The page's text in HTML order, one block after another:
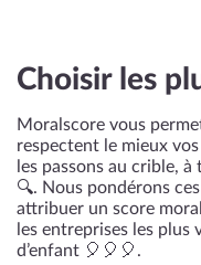
Choisir les
Moralscore vous
respectent le mieux
les passons au crible,
🔍. Nous pondérons
attribuer un score
les entreprises les
d’enfant 🎈🎈🎈.